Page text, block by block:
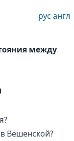
рус англ
между
Вешенской?